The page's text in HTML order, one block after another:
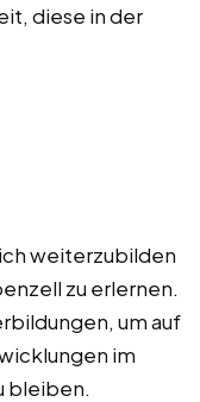
diese in der
weiterzubilden
zu erlernen.
um auf
im
bleiben.